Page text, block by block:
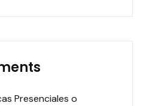
Presenciales o